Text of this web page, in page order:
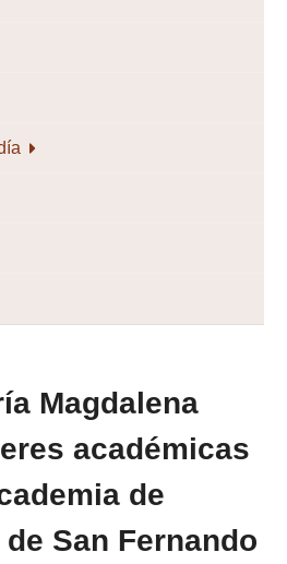
Magdalena
académicas
de
San Fernando